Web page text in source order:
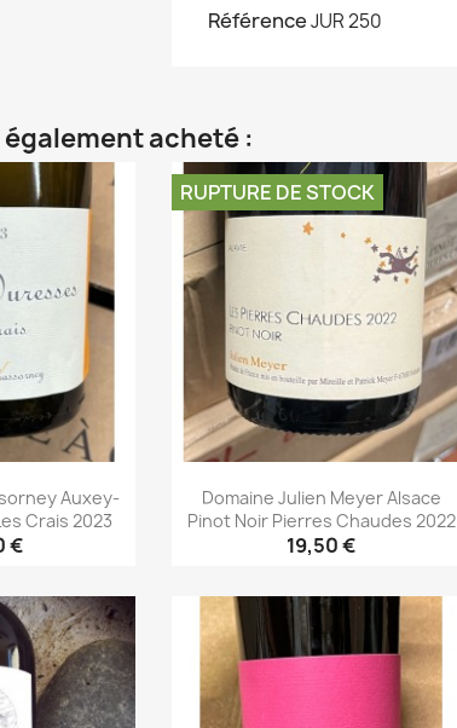
RéférenceJUR 250
acheté :
Auxey-
Crais 2023
€
rapide
Domaine Julien Meyer Alsace
Pinot Noir Pierres Chaudes 2022
19,50 €
RUPTURE DE STOCK
Aperçu rapide